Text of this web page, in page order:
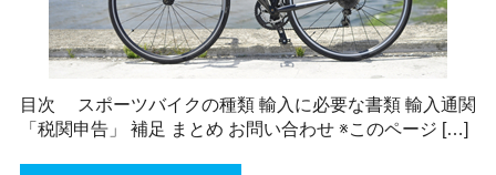
目次 スポーツバイクの種類 輸入に必要な書類 輸入通関
「税関申告」 補足 まとめ お問い合わせ ※このページ […]